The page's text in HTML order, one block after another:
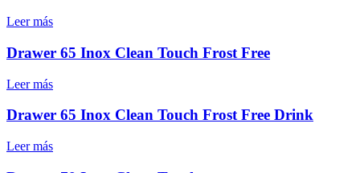
Leer más
Drawer 65 Inox Clean Touch Frost Free
Leer más
Drawer 65 Inox Clean Touch Frost Free Drink
Leer más